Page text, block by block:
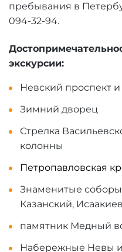
пребывания в
094-32-94.
экскурсии:
Невский проспект
Зимний дворец
Стрелка
колонны
Петропавловская
Знаменитые
Казанский,
памятник Медный
Набережные Невы